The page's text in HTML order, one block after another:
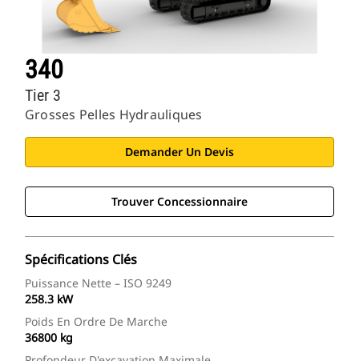
340
Grosses Pelles Hydrauliques
Tier 3
Demander Un Devis
Trouver Concessionnaire
Spécifications Clés
Puissance Nette – ISO 9249
258.3 kW
Poids En Ordre De Marche
36800 kg